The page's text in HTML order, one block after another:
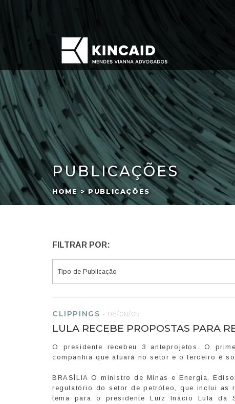
PUBLICAÇÕES
HOME > PUBLICAÇÕES
FILTRAR POR:
CLIPPINGS -06/08/09
LULA RECEBE PROPOSTAS PARA
O presidente recebeu 3 anteprojetos. O
companhia que atuará no setor e o terceiro é
BRASÍLIA O ministro de Minas e Energia,
regulatório do setor de petróleo, que inclui as
tema para o presidente Luiz Inácio Lula da